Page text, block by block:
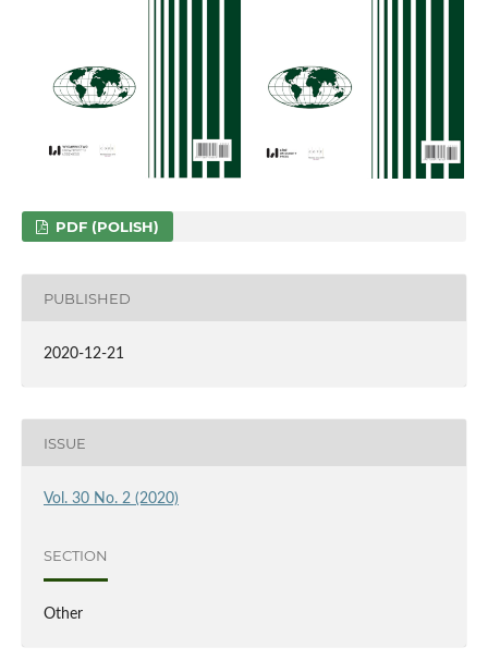
PDF (POLISH)
PUBLISHED
2020-12-21
ISSUE
Vol. 30 No. 2 (2020)
SECTION
Other